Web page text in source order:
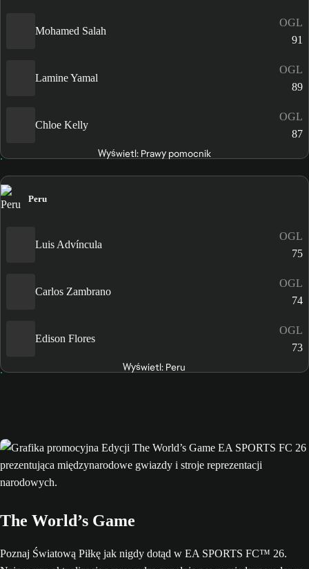
Mohamed Salah
OGL
91
Lamine Yamal
OGL
89
Chloe Kelly
OGL
87
Wyświetl: Prawy pomocnik
Peru
Luis Advíncula
OGL
75
Carlos Zambrano
OGL
74
Edison Flores
OGL
73
Wyświetl: Peru
The World’s Game
Poznaj Światową Piłkę jak nigdy dotąd w EA SPORTS FC™ 26.